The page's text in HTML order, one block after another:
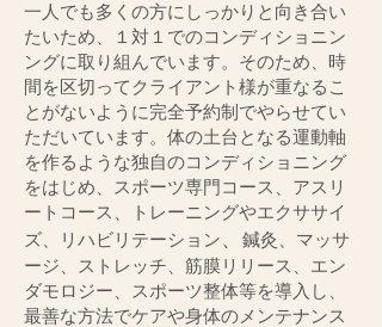
一人でも多くの方にしっかりと向き合い
たいため、１対１でのコンディショニン
ングに取り組んでいます。そのため、時
間を区切ってクライアント様が重なるこ
とがないよう に完全予約制でやらせてい
ただいています。体の土台となる運動軸
を作るような独自のコンディショニング
をはじめ、スポーツ専門コース、アスリ
ートコース、トレーニングやエクササイ
ズ、リハビリテーション、 鍼灸、マッサ
ージ、ストレッチ、筋膜リリース、エン
ダモロジー、スポーツ整体等を導入し、
最善な方法でケアや身体のメンテナンス